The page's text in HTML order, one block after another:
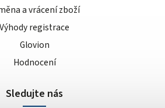
a vrácení zboží
Výhody registrace
Glovion
Hodnocení
Sledujte nás